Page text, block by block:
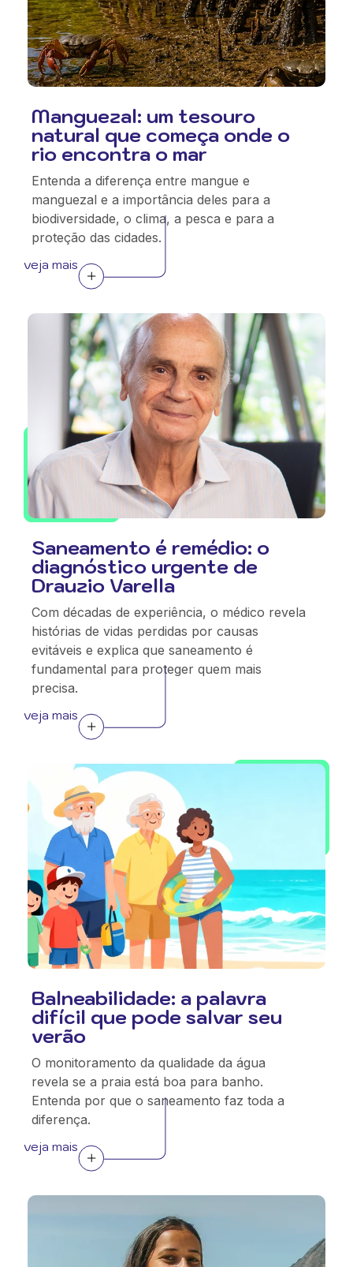
Manguezal: um tesouro
natural que começa onde o
rio encontra o mar
Entenda a diferença entre mangue e
manguezal e a importância deles para a
biodiversidade, o clima, a pesca e para a
proteção das cidades.
veja mais
Saneamento é remédio: o
diagnóstico urgente de
Drauzio Varella
Com décadas de experiência, o médico revela
histórias de vidas perdidas por causas
evitáveis e explica que saneamento é
fundamental para proteger quem mais
precisa.
veja mais
Balneabilidade: a palavra
difícil que pode salvar seu
verão
O monitoramento da qualidade da água
revela se a praia está boa para banho.
Entenda por que o saneamento faz toda a
diferença.
veja mais